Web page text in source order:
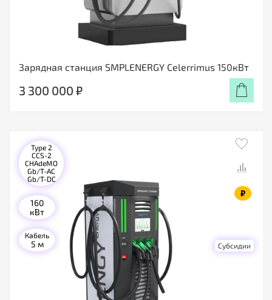
Зарядная станция SMPLENERGY Celerrimus 150кВт
3 300 000 ₽
₽
Type 2
CCS-2
CHAdeMO
Gb/T-AC
Gb/T-DC
160
кВт
Кабель
5 м Субсидии